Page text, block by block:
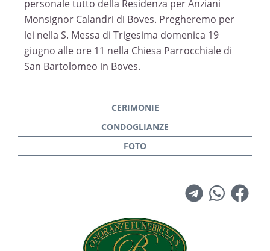
personale tutto della Residenza per Anziani
Monsignor Calandri di Boves. Pregheremo per
lei nella S. Messa di Trigesima domenica 19
giugno alle ore 11 nella Chiesa Parrocchiale di
San Bartolomeo in Boves.